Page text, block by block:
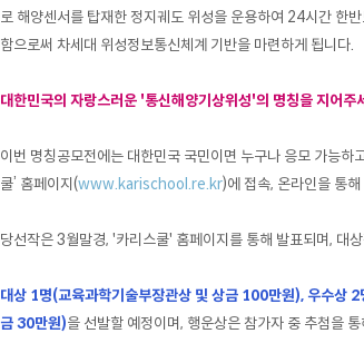
로 해양센서를 탑재한 정지궤도 위성을 운용하여 24시간 한
함으로써 차세대 위성정보통신체계 기반을 마련하게 됩니다.
대한민국의 자랑스러운 '통신해양기상위성'의 명칭을 지어주
이번 명칭공모전에는 대한민국 국민이면 누구나 응모 가능
쿨’ 홈페이지(www.karischool.re.kr)에 접속, 온라인을 통
당선작은 3월말경, '카리스쿨' 홈페이지를 통해 발표되며, 대
대상 1명(교육과학기술부장관상 및 상금 100만원), 우수상
금 30만원)을 선발할 예정이며, 행운상은 참가자 중 추첨을